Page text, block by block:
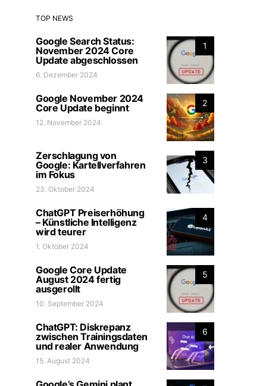
TOP NEWS
1
Google Search Status:
November 2024 Core
Update abgeschlossen
6. Dezember 2024
2
Google November 2024
Core Update beginnt
12. November 2024
3
Zerschlagung von
Google: Kartellverfahren
im Fokus
23. Oktober 2024
4
ChatGPT Preiserhöhung
– Künstliche Intelligenz
wird teurer
1. Oktober 2024
5
Google Core Update
August 2024 fertig
ausgerollt
10. September 2024
6
ChatGPT: Diskrepanz
zwischen Trainingsdaten
und realer Anwendung
15. August 2024